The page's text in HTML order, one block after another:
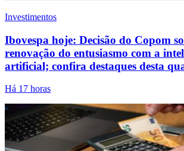
Investimentos
Ibovespa hoje: Decisão do Copom
renovação do entusiasmo com a
artificial; confira destaques desta
Há 17 horas